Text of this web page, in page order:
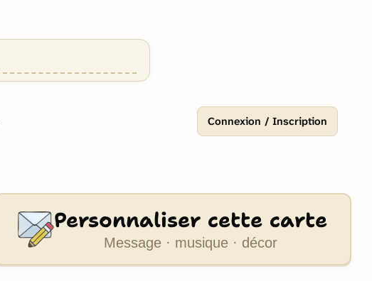
Connexion / Inscription
Personnaliser cette carte
Message · musique · décor